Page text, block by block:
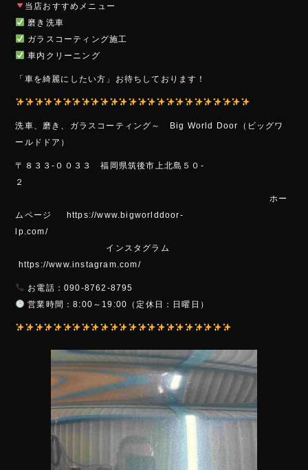
当店おすすめメニュー
磨き洗車
ガラスコーティング施工
車内クリーニング
「車を綺麗にしたい方」お待ちしております！
洗車、磨き、ガラスコーティング～ Big World Door（ビッグワ
ールドドア）
〒８３３-００３３ 福岡県筑後市上北島５０-
２
ホー
ムページ https://www.bigworlddoor-
lp.com/
インスタグラム
https://www.instagram.com/
お電話：090-8762-8795
営業時間：8:00～19:00（定休日：日曜日）